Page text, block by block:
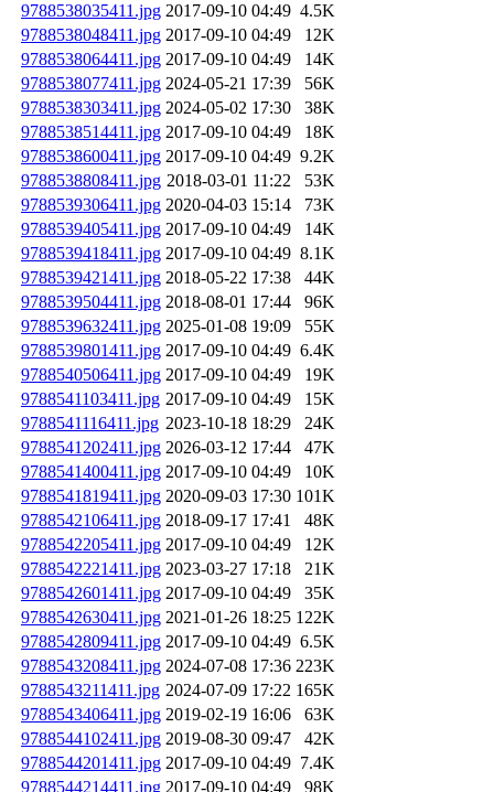
9788538035411.jpg 2017-09-10 04:49 4.5K
9788538048411.jpg 2017-09-10 04:49
12K
9788538064411.jpg 2017-09-10 04:49
14K
9788538077411.jpg 2024-05-21 17:39
56K
9788538303411.jpg 2024-05-02 17:30
38K
9788538514411.jpg 2017-09-10 04:49
18K
9788538600411.jpg 2017-09-10 04:49 9.2K
9788538808411.jpg 2018-03-01 11:22
53K
9788539306411.jpg 2020-04-03 15:14
73K
9788539405411.jpg 2017-09-10 04:49
14K
9788539418411.jpg 2017-09-10 04:49 8.1K
9788539421411.jpg 2018-05-22 17:38
44K
9788539504411.jpg 2018-08-01 17:44
96K
9788539632411.jpg 2025-01-08 19:09
55K
9788539801411.jpg 2017-09-10 04:49 6.4K
9788540506411.jpg 2017-09-10 04:49
19K
9788541103411.jpg 2017-09-10 04:49
15K
9788541116411.jpg 2023-10-18 18:29
24K
9788541202411.jpg 2026-03-12 17:44
47K
9788541400411.jpg 2017-09-10 04:49
10K
9788541819411.jpg 2020-09-03 17:30 101K
9788542106411.jpg 2018-09-17 17:41
48K
9788542205411.jpg 2017-09-10 04:49
12K
9788542221411.jpg 2023-03-27 17:18
21K
9788542601411.jpg 2017-09-10 04:49
35K
9788542630411.jpg 2021-01-26 18:25 122K
9788542809411.jpg 2017-09-10 04:49 6.5K
9788543208411.jpg 2024-07-08 17:36 223K
9788543211411.jpg 2024-07-09 17:22 165K
9788543406411.jpg 2019-02-19 16:06
63K
9788544102411.jpg 2019-08-30 09:47
42K
9788544201411.jpg 2017-09-10 04:49 7.4K
9788544214411.jpg 2017-09-10 04:49 98K